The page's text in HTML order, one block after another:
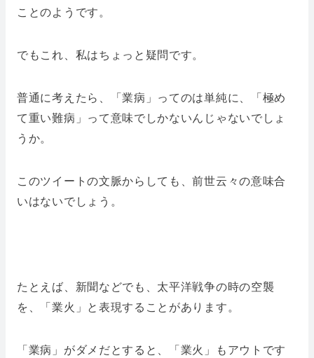
ことのようです。
でもこれ、私はちょっと疑問です。
普通に考えたら、「業病」ってのは単純に、「極め
て重い難病」って意味でしかないんじゃないでしょ
うか。
このツイートの文脈からしても、前世云々の意味合
いはないでしょう。
たとえば、新聞などでも、太平洋戦争の時の空襲
を、「業火」と表現することがあります。
「業病」がダメだとすると、「業火」もアウトです